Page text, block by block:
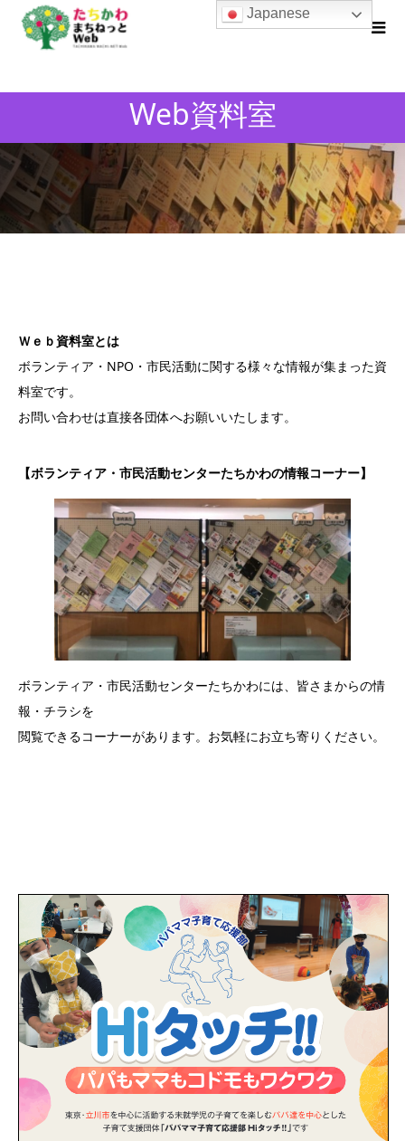
Web資料室
Ｗｅｂ資料室とは
ボランティア・NPO・市民活動に関する様々な情報が集まった資
料室です。
お問い合わせは直接各団体へお願いいたします。
【ボランティア・市民活動センターたちかわの情報コーナー】
ボランティア・市民活動センターたちかわには、皆さまからの情
報・チラシを
閲覧できるコーナーがあります。お気軽にお立ち寄りください。
Japanese